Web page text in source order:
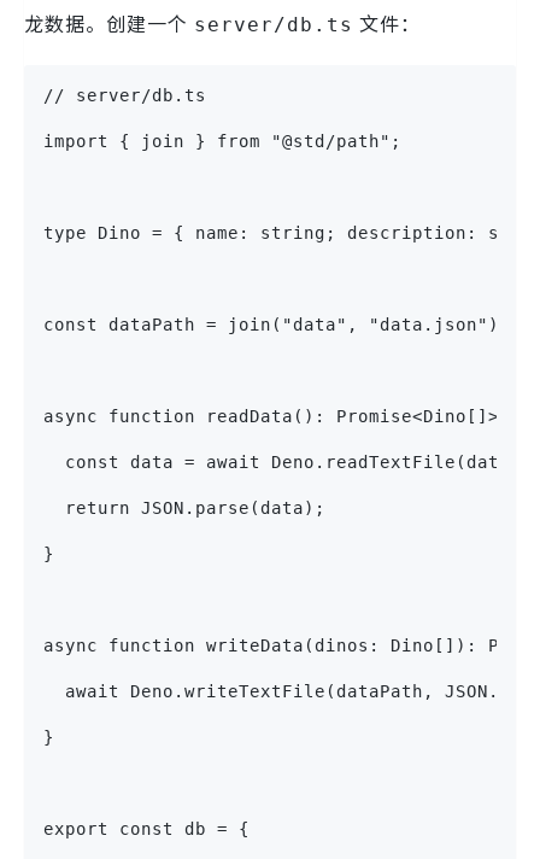
龙数据。创建一个 server/db.ts 文件：
// server/db.ts
import { join } from "@std/path";
type Dino = { name: string; description:
const dataPath = join("data", "data.json");
async function readData(): Promise<Dino[]> {
const data = await
  return JSON.parse(data);
}
async function writeData(dinos: Dino[]):
await Deno.writeTextFile(dataPath,
}
export const db = {